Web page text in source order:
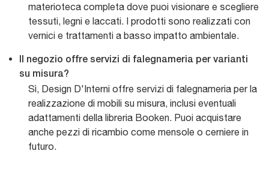
materioteca completa dove puoi visionare e scegliere
tessuti, legni e laccati. I prodotti sono realizzati con
vernici e trattamenti a basso impatto ambientale.
Il negozio offre servizi di falegnameria per varianti
su misura?
Sì, Design D'Interni offre servizi di falegnameria per la
realizzazione di mobili su misura, inclusi eventuali
adattamenti della libreria Booken. Puoi acquistare
anche pezzi di ricambio come mensole o cerniere in
futuro.